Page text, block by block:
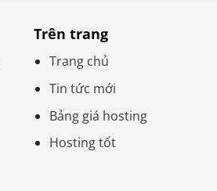
Trên trang
Trang chủ
Tin tức mới
Bảng giá hosting
Hosting tốt